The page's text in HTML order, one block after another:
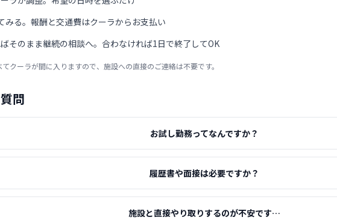
みる。報酬と交通費はクーラからお支払い
そのまま継続の相談へ。合わなければ1日で終了してOK
クーラが間に入りますので、施設への直接のご連絡は不要です。
問
お試し勤務ってなんですか？
履歴書や面接は必要ですか？
施設と直接やり取りするのが不安です…